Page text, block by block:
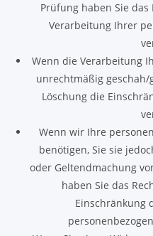
Prüfung haben Sie
Verarbeitung Ihrer
Wenn die Verarbeitung
unrechtmäßig
Löschung die
Wenn wir Ihre
benötigen, Sie sie
oder Geltendmachung
haben Sie das
Einschränkung